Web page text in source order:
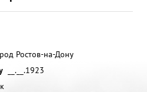
Ростов-на-Дону
__.__.1923